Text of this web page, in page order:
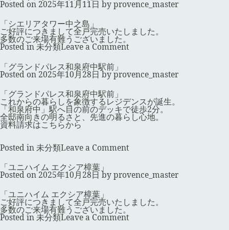
東」
イ
ラ
ス
野
江
目」
Posted on 2025年11月11日 byprovence_master
「シエリアタワー中之島」
ご好評につきまして全戸完売いたしました。
多数のご来場有難うございました。
Posted in未分類Leave a Commenton
ア
ー
中
之
島」
「グランドパレス和泉府中駅前」
Posted on 2025年10月28日byprovence_master
「グランドパレス和泉府中駅前」
これからの暮らしを象徴するレジデンスが誕生。
「和泉府中」駅へ目の前のデッキで徒歩2分。
全邸南向きの明るさと、先進の暮らし心地。
資料請求はこちらから
Posted in未分類Leave a Commenton
ド
ス
和
泉
府
「ユニハイム エクシア樟葉」
Posted on2025年10月28日byprovence_master
「ユニハイム エクシア樟葉」
ご好評につきまして全戸完売いたしました。
多数のご来場有難うございました。
Posted in未分類Leave a Commenton